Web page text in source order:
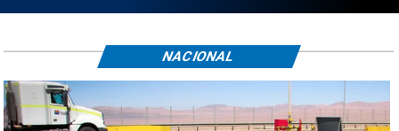
NACIONAL